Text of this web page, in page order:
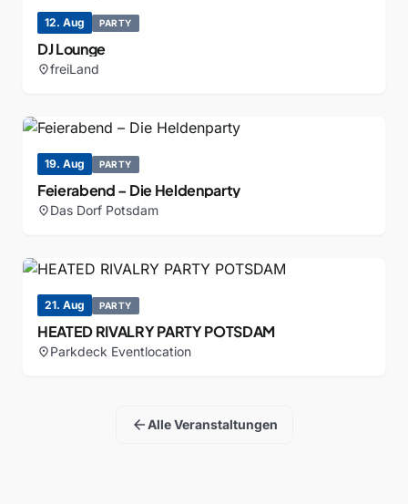
12. Aug PARTY
DJ Lounge
location_onfreiLand
19. Aug PARTY
Feierabend – Die Heldenparty
location_onDas Dorf Potsdam
21. Aug PARTY
HEATED RIVALRY PARTY POTSDAM
location_onParkdeck Eventlocation
arrow_backAlle Veranstaltungen